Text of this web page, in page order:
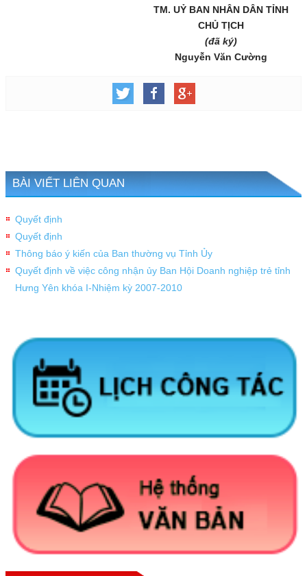
TM. UỶ BAN NHÂN DÂN TỈNH
CHỦ TỊCH
(đã ký)
Nguyễn Văn Cường
BÀI VIẾT LIÊN QUAN
Quyết định
Quyết định
Thông báo ý kiến của Ban thường vụ Tỉnh Ủy
Quyết định về việc công nhận ủy Ban Hội Doanh nghiệp trẻ tỉnh
Hưng Yên khóa I-Nhiệm kỳ 2007-2010